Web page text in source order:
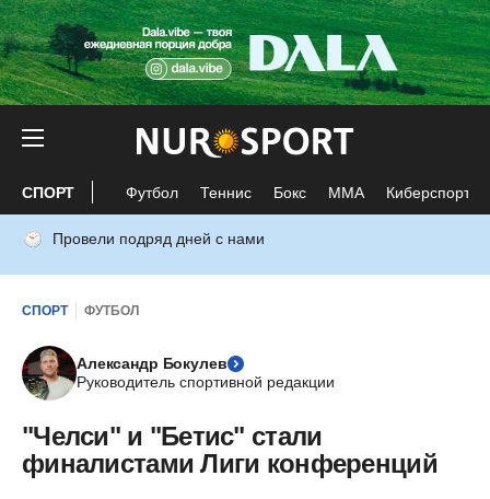
СПОРТ Футбол Теннис Бокс ММА Киберспорт
Провели подряд дней с нами
СПОРТ ФУТБОЛ
Александр Бокулев
Руководитель спортивной редакции
"Челси" и "Бетис" стали
финалистами Лиги конференций